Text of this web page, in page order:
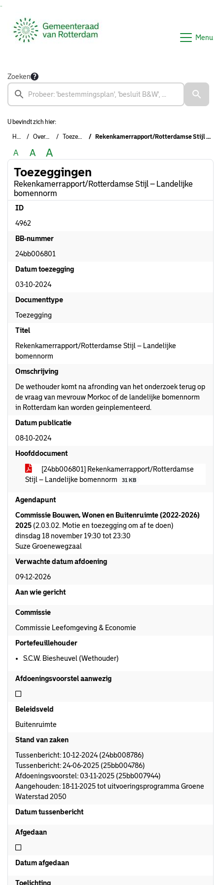
Menu
Zoeken
U bevindt zich hier:
Home Overzichten Toezeggingen Rekenkamerrapport/Rotterdamse Stijl – Landelijke bomennorm
A A A
Toezeggingen
Rekenkamerrapport/Rotterdamse Stijl – Landelijke
bomennorm
ID
4962
BB-nummer
24bb006801
Datum toezegging
03-10-2024
Documenttype
Toezegging
Titel
Rekenkamerrapport/Rotterdamse Stijl – Landelijke
bomennorm
Omschrijving
De wethouder komt na afronding van het onderzoek terug op
de vraag van mevrouw Morkoc of de landelijke bomennorm
in Rotterdam kan worden geinplementeerd.
Datum publicatie
08-10-2024
Hoofddocument
[24bb006801] Rekenkamerrapport/Rotterdamse
Stijl – Landelijke bomennorm
31 KB
Agendapunt
Commissie Bouwen, Wonen en Buitenruimte (2022-2026)
2025 (2.03.02. Motie en toezegging om af te doen)
dinsdag 18 november 19:30 tot 23:30
Suze Groenewegzaal
Verwachte datum afdoening
09-12-2026
Aan wie gericht
Commissie
Commissie Leefomgeving & Economie
Portefeuillehouder
S.C.W. Biesheuvel (Wethouder)
Afdoeningsvoorstel aanwezig
Niet afdoeningsvoorstel aanwezig
Beleidsveld
Buitenruimte
Stand van zaken
Tussenbericht: 10-12-2024 (24bb008786)
Tussenbericht: 24-06-2025 (25bb004786)
Afdoeningsvoorstel: 03-11-2025 (25bb007944)
Aangehouden: 18-11-2025 tot uitvoeringsprogramma Groene
Waterstad 2050
Datum tussenbericht
Afgedaan
Niet afgedaan
Datum afgedaan
Toelichting